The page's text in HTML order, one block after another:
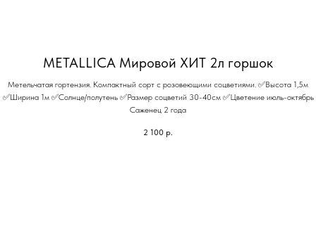
METALLICA Мировой ХИТ 2л горшок
Метельчатая гортензия. Компактный сорт с розовеющими соцветиями. ✅Высота 1,5м
✅Ширина 1м ✅Солнце/полутень ✅Размер соцветий 30-40см ✅Цветение июль-октябрь
Саженец 2 года
2 100 р.